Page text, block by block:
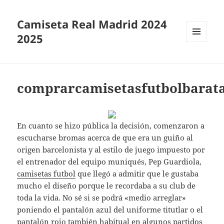
Camiseta Real Madrid 2024
2025
En cuanto se hizo pública la decisión, comenzaron a
escucharse bromas acerca de que era un guiño al
origen barcelonista y al estilo de juego impuesto por
el entrenador del equipo muniqués, Pep Guardiola,
camisetas futbol que llegó a admitir que le gustaba
mucho el diseño porque le recordaba a su club de
toda la vida. No sé si se podrá «medio arreglar»
poniendo el pantalón azul del uniforme titutlar o el
pantalón rojo también habitual en algunos partidos